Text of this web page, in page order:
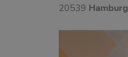
20539 Hamburg